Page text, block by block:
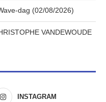
dag (02/08/2026)
VANDEWOUDE
INSTAGRAM